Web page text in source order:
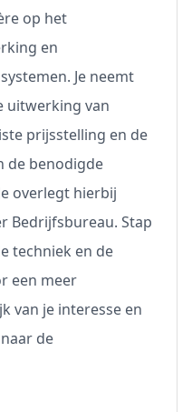
op het
en
Je neemt
uitwerking van
prijsstelling en de
de benodigde
overlegt hierbij
Bedrijfsbureau. Stap
techniek en de
een meer
van je interesse en
de